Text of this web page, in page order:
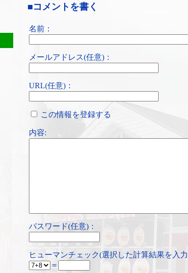
■コメントを書く
名前：
メールアドレス(任意)：
URL(任意)：
この情報を登録する
内容:
パスワード(任意)：
ヒューマンチェック(選択した計算結果を入力
＝